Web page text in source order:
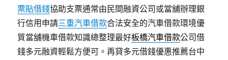
票貼借錢協助支票通常由民間融資公司或當舖辦理銀
行信用申請三重汽車借款合法安全的汽車借款環境優
質當舖機車借款知識總整理最好板橋汽車借款公司借
錢多元融資輕鬆方便可。再貸多元借錢優惠推薦台中